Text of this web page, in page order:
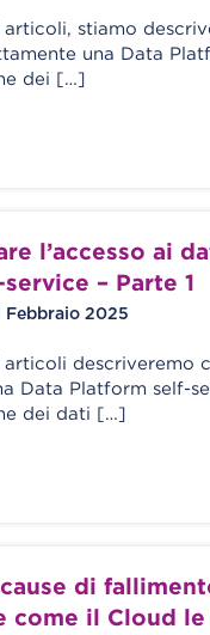
articoli, stiamo
una Data
dei […]
l’accesso ai
– Parte 1
Febbraio 2025
articoli descriveremo
Data Platform self-
dei dati […]
di
come il Cloud